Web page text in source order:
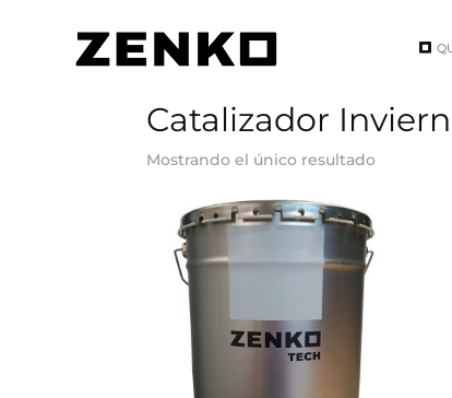
Catalizador
Mostrando el único resultado